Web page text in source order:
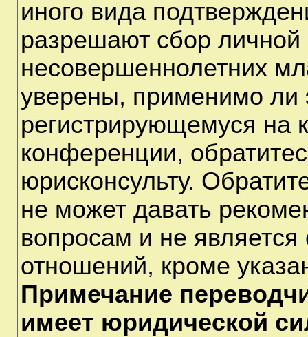
иного вида
разрешают сбор
несовершеннолетних
уверены, применимо ли
регистрирующемуся на
конференции,
юрисконсульту.
не может давать
вопросам и не
отношений, кроме
Примечание
имеет юридической